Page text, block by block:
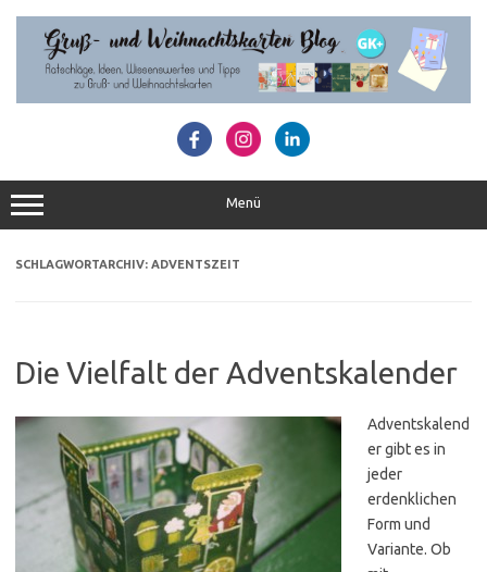
Inhalt
springen
Menü
SCHLAGWORTARCHIV: ADVENTSZEIT
Die Vielfalt der Adventskalender
Adventskalend
er gibt es in
jeder
erdenklichen
Form und
Variante. Ob